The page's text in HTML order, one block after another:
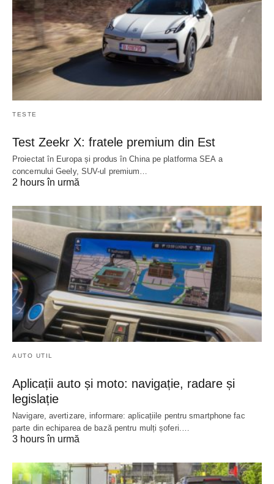
TESTE
Test Zeekr X: fratele premium din Est
Proiectat în Europa și produs în China pe platforma SEA a
concernului Geely, SUV-ul premium…
2 hours în urmă
AUTO UTIL
Aplicații auto și moto: navigație, radare și
legislație
Navigare, avertizare, informare: aplicațiile pentru smartphone fac
parte din echiparea de bază pentru mulți șoferi.…
3 hours în urmă